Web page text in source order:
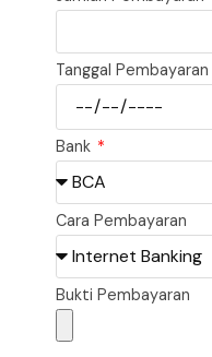
Tanggal Pembayaran
Bank
Cara Pembayaran
Bukti Pembayaran